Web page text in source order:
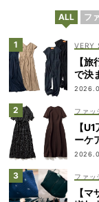
ALL フ
VERY
【
で決
ファッ
【
ーケ
ファッ
【